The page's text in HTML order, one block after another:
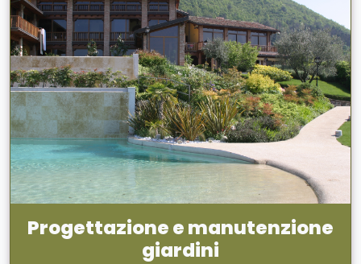
Progettazione e manutenzione
giardini